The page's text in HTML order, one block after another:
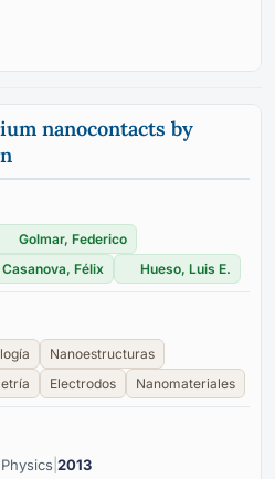
nanocontacts by
Golmar, Federico
Casanova, Félix Hueso, Luis E.
Nanoestructuras
Electrodos Nanomateriales
2013